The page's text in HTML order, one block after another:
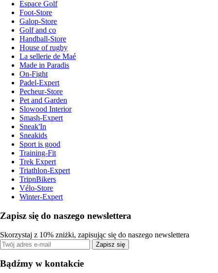
Espace Golf
Foot-Store
Galop-Store
Golf and co
Handball-Store
House of rugby
La sellerie de Maé
Made in Paradis
On-Fight
Padel-Expert
Pecheur-Store
Pet and Garden
Slowood Interior
Smash-Expert
Sneak'In
Sneakids
Sport is good
Training-Fit
Trek Expert
Triathlon-Expert
TripnBikers
Vélo-Store
Winter-Expert
Zapisz się do naszego newslettera
Skorzystaj z 10% zniżki, zapisując się do naszego newslettera
Zapisz się
Bądźmy w kontakcie